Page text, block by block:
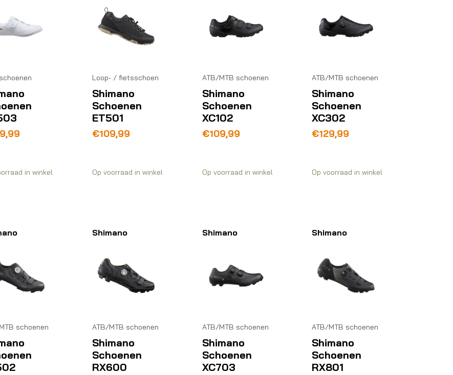
in winkel
Loop- / fietsschoen
Shimano
Schoenen
ET501
€109,99
Op voorraad in winkel
ATB/MTB schoenen
Shimano
Schoenen
XC102
€109,99
Op voorraad in winkel
ATB/MTB schoenen
Shimano
Schoenen
XC302
€129,99
Op voorraad in winkel
schoenen
Shimano
ATB/MTB schoenen
Shimano
Schoenen
RX600
Shimano
ATB/MTB schoenen
Shimano
Schoenen
XC703
Shimano
ATB/MTB schoenen
Shimano
Schoenen
RX801